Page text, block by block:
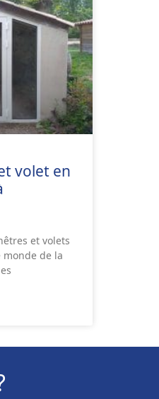
volet en
et volets
monde de la